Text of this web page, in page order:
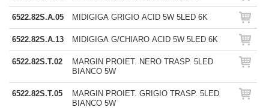
6522.82S.A.05 MIDIGIGA GRIGIO ACID 5W 5LED 6K
6522.82S.A.13 MIDIGIGA G/CHIARO ACID 5W 5LED 6K
6522.82S.T.02
MARGIN PROIET. NERO TRASP. 5LED
BIANCO 5W
6522.82S.T.05
MARGIN PROIET. GRIGIO TRASP. 5LED
BIANCO 5W